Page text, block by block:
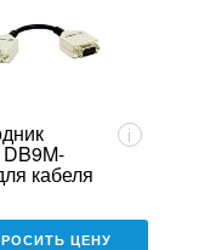
кабеля
данных
35W
i
ЦЕНУ